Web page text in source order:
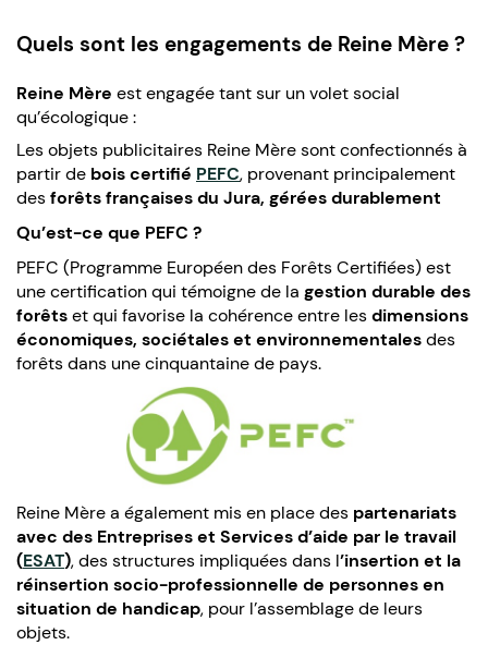
Quels sont les engagements de Reine Mère ?
Reine Mère est engagée tant sur un volet social
qu’écologique :
Les objets publicitaires Reine Mère sont confectionnés à
partir de bois certifié PEFC, provenant principalement
desforêtsfrançaisesdu Jura, gérées durablement
Qu’est-ce que PEFC ?
PEFC (Programme Européen des Forêts Certifiées) est
une certification qui témoigne de la gestion durable des
forêtset qui favorise la cohérence entre lesdimensions
économiques, sociétales et environnementalesdes
forêts dans une cinquantaine de pays.
Reine Mère a également mis en place des partenariats
avec des Entreprises et Services d’aide par le travail
(ESAT), des structures impliquées dans l’insertion et la
réinsertion socio-professionnelle de personnes en
situation de handicap, pour l’assemblage de leurs
objets.